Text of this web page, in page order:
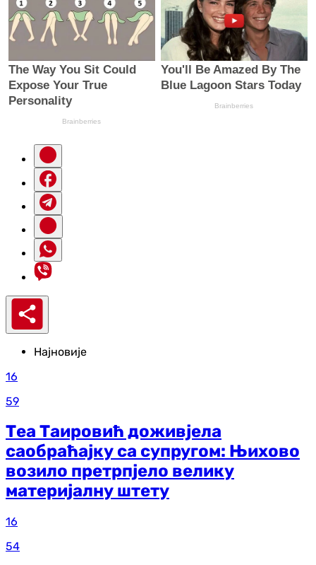
Најновије
16
59
Теа Таировић доживјела
саобраћајку са супругом: Њихово
возило претрпјело велику
материјалну штету
16
54